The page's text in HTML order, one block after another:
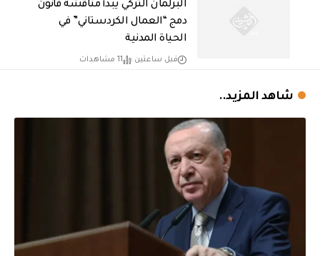
البرلمان التركي يبدأ مناقشة قانون
دمج “العمال الكردستاني” في
الحياة المدنية
قبل ساعتين 11 مشاهدات
شاهد المزيد..